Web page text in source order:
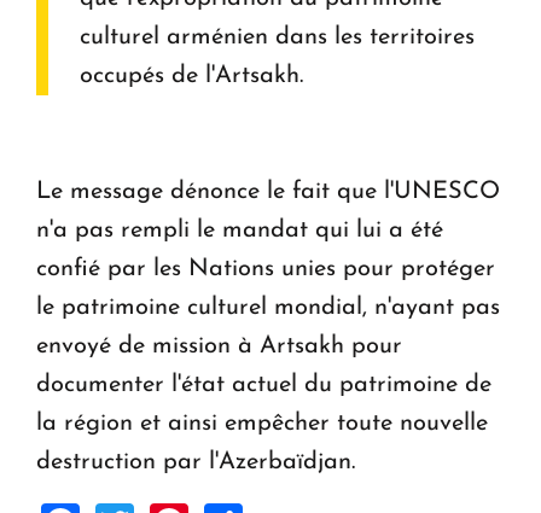
culturel arménien dans les territoires
occupés de l'Artsakh.
Le message dénonce le fait que l'UNESCO
n'a pas rempli le mandat qui lui a été
confié par les Nations unies pour protéger
le patrimoine culturel mondial, n'ayant pas
envoyé de mission à Artsakh pour
documenter l'état actuel du patrimoine de
la région et ainsi empêcher toute nouvelle
destruction par l'Azerbaïdjan.